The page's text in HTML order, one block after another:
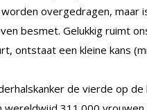
overgedragen, maar
besmet. Gelukkig ruimt
ontstaat een kleine kans
de vierde op